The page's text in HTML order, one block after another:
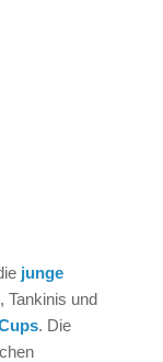
junge
Tankinis und
. Die